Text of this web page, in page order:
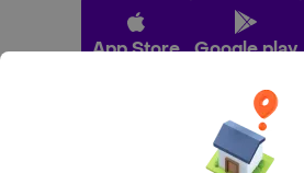
App Store Google play
Pide tu comida favorita cerca de ti